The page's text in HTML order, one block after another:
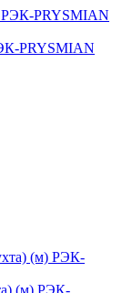
PRYSMIAN
(м) РЭК-